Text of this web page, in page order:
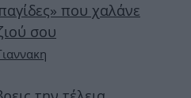
που χαλάνε
σου